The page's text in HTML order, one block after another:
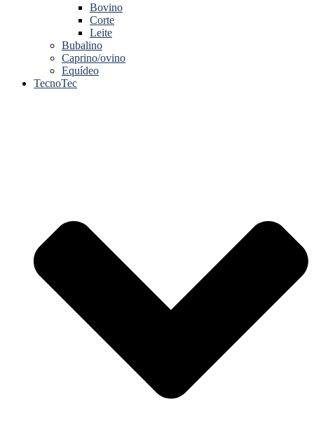
Bovino
Corte
Leite
Bubalino
Caprino/ovino
Equídeo
TecnoTec